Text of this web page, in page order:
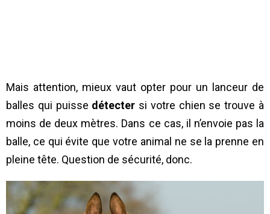
Mais attention, mieux vaut opter pour un lanceur de
balles qui puisse détecter si votre chien se trouve à
moins de deux mètres. Dans ce cas, il n’envoie pas la
balle, ce qui évite que votre animal ne se la prenne en
pleine tête. Question de sécurité, donc.